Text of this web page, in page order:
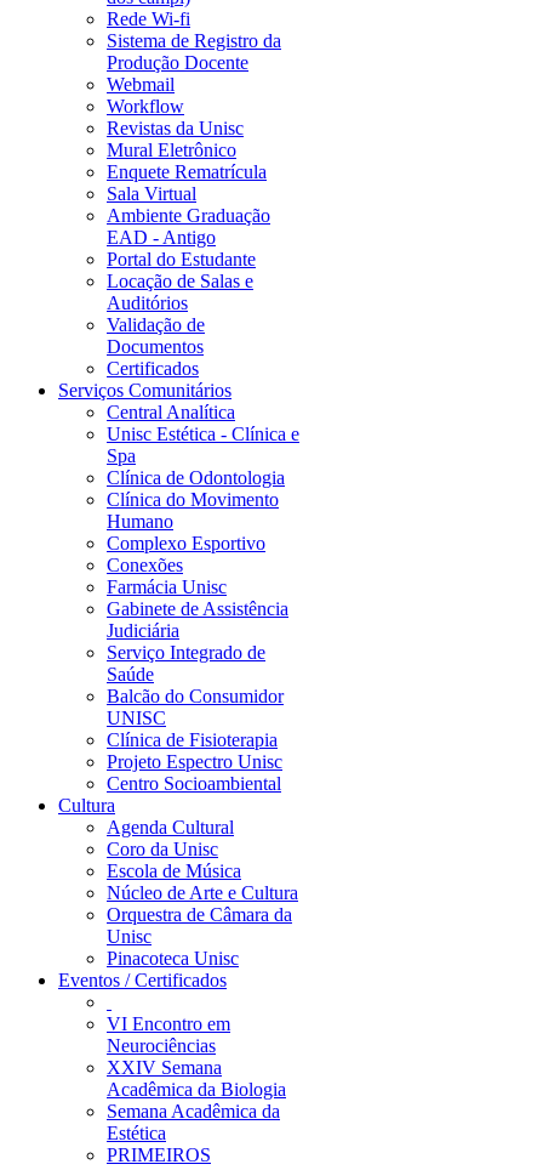
Rede Wi-fi
Sistema de Registro da
Produção Docente
Webmail
Workflow
Revistas da Unisc
Mural Eletrônico
Enquete Rematrícula
Sala Virtual
Ambiente Graduação
EAD - Antigo
Portal do Estudante
Locação de Salas e
Auditórios
Validação de
Documentos
Certificados
Serviços Comunitários
Central Analítica
Unisc Estética - Clínica e
Spa
Clínica de Odontologia
Clínica do Movimento
Humano
Complexo Esportivo
Conexões
Farmácia Unisc
Gabinete de Assistência
Judiciária
Serviço Integrado de
Saúde
Balcão do Consumidor
UNISC
Clínica de Fisioterapia
Projeto Espectro Unisc
Centro Socioambiental
Cultura
Agenda Cultural
Coro da Unisc
Escola de Música
Núcleo de Arte e Cultura
Orquestra de Câmara da
Unisc
Pinacoteca Unisc
Eventos / Certificados
VI Encontro em
Neurociências
XXIV Semana
Acadêmica da Biologia
Semana Acadêmica da
Estética
PRIMEIROS